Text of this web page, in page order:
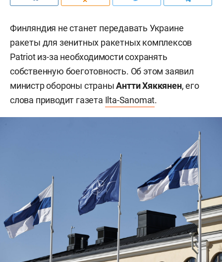
Финляндия не станет передавать Украине
ракеты для зенитных ракетных комплексов
Patriot из-за необходимости сохранять
собственную боеготовность. Об этом заявил
министр обороны страныАнтти Хяккянен, его
слова приводит газета Ilta-Sanomat.